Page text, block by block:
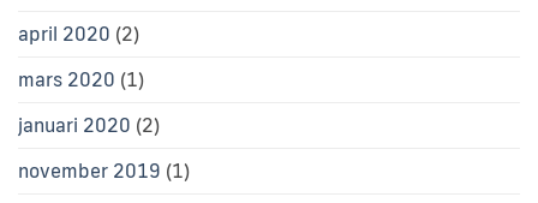
april 2020 (2)
mars 2020 (1)
januari 2020 (2)
november 2019 (1)